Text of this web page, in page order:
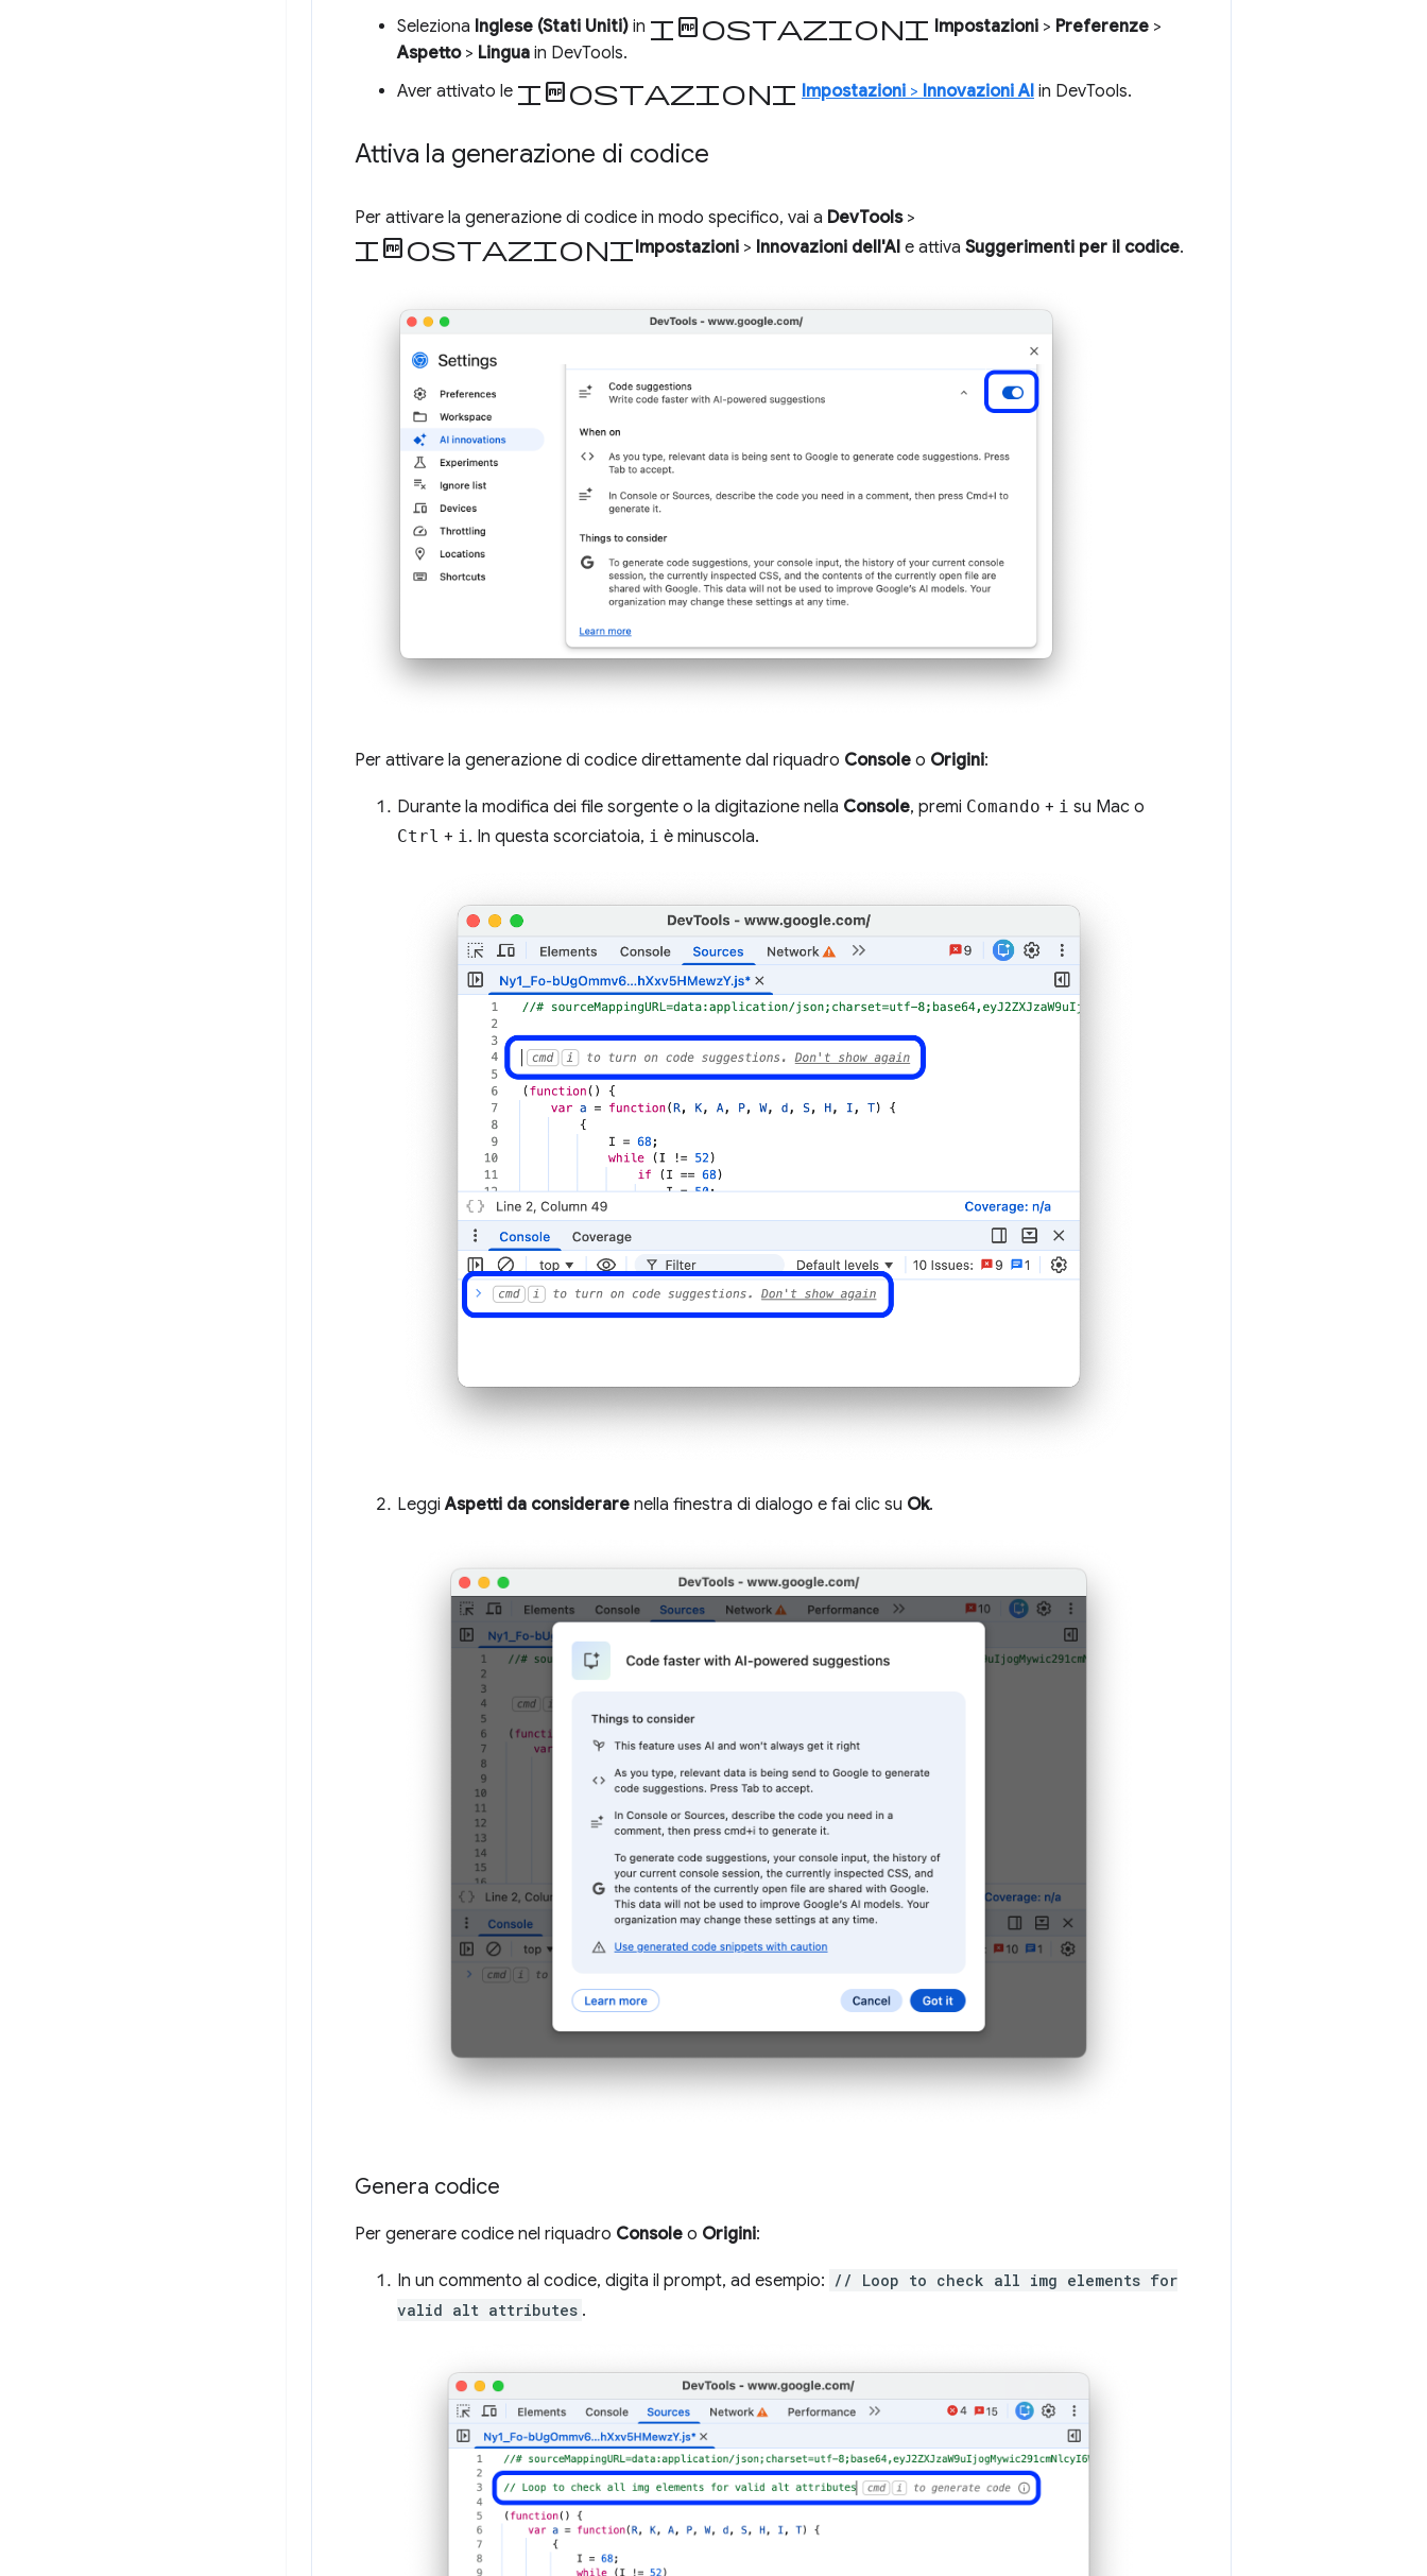
Seleziona Inglese (Stati Uniti) in Impostazioni Impostazioni > Preferenze >
Aspetto> Lingua in DevTools.
Aver attivato le impostazioni Impostazioni > Innovazioni AI in DevTools.
Attiva la generazione di codice
Per attivare la generazione di codice in modo specifico, vai a DevTools>
ImpostazioniImpostazioni > Innovazioni dell'AI e attiva Suggerimenti per il codice.
Per attivare la generazione di codice direttamente dal riquadro Console o Origini:
Durante la modifica dei file sorgente o la digitazione nella Console, premi Comando + i su Mac o
Ctrl + i. In questa scorciatoia, i è minuscola.
LeggiAspetti da considerare nella finestra di dialogo e fai clic su Ok.
Genera codice
Per generare codice nel riquadro Console o Origini:
In un commento al codice, digita il prompt, ad esempio: // Loop to check all img elements for
valid alt attributes .